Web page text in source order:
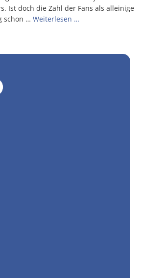
Ist doch die Zahl der Fans als allei­ni­ge
schon … Wei­ter­le­sen …